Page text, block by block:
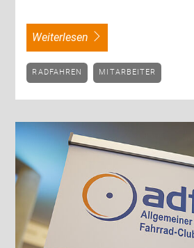
weiterlesen
RADFAHREN MITARBEITER